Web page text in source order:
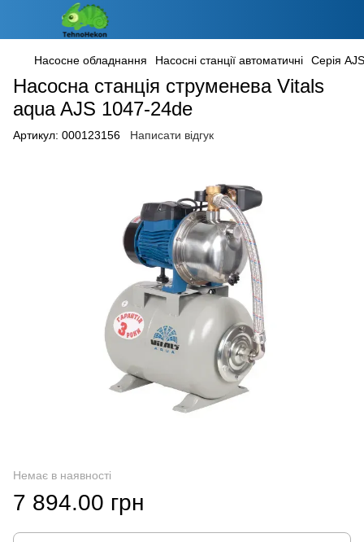
Насосне обладнання Насосні станції автоматичні Серія AJS
Насосна станція струменева Vitals
aqua AJS 1047-24de
Артикул: 000123156 Написати відгук
Немає в наявності
7 894.00 грн